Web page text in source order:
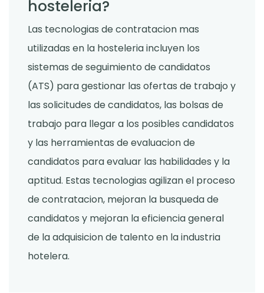
hosteleria?
Las tecnologias de contratacion mas
utilizadas en la hosteleria incluyen los
sistemas de seguimiento de candidatos
(ATS) para gestionar las ofertas de trabajo y
las solicitudes de candidatos, las bolsas de
trabajo para llegar a los posibles candidatos
y las herramientas de evaluacion de
candidatos para evaluar las habilidades y la
aptitud. Estas tecnologias agilizan el proceso
de contratacion, mejoran la busqueda de
candidatos y mejoran la eficiencia general
de la adquisicion de talento en la industria
hotelera.